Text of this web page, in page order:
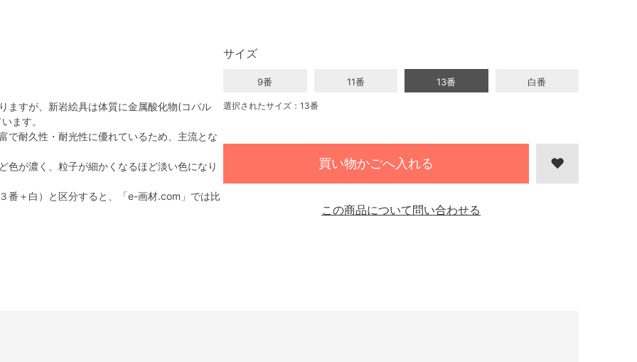
ますが、新岩絵具は体質に金属酸化物(コバル
ます。
で耐久性・耐光性に優れているため、主流とな
色が濃く、粒子が細かくなるほど淡い色になり
番＋白）と区分すると、「e-画材.com」では比
サイズ
9番 11番 13番 白番
選択されたサイズ：13番
買い物かごへ入れる
この商品について問い合わせる